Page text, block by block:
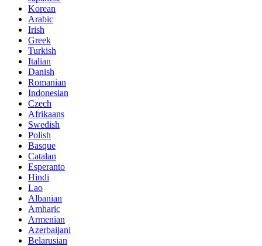
Korean
Arabic
Irish
Greek
Turkish
Italian
Danish
Romanian
Indonesian
Czech
Afrikaans
Swedish
Polish
Basque
Catalan
Esperanto
Hindi
Lao
Albanian
Amharic
Armenian
Azerbaijani
Belarusian